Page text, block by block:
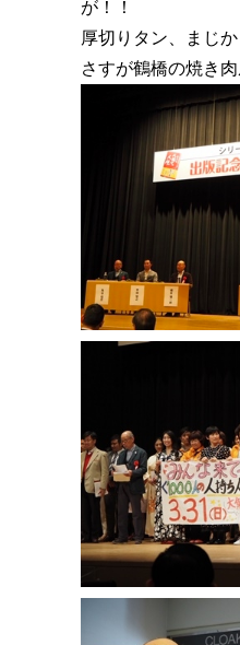
が！！️
厚切りタン、まじか
さすが鶴橋の焼き肉